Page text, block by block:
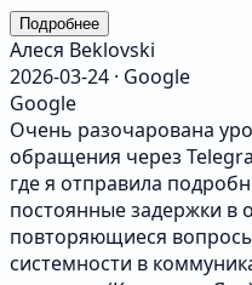
Подробнее
Алеся Beklovski
2026-03-24 · Google
Google
Очень разочарована
обращения через
где я отправила
постоянные задержки в
повторяющиеся
системности в